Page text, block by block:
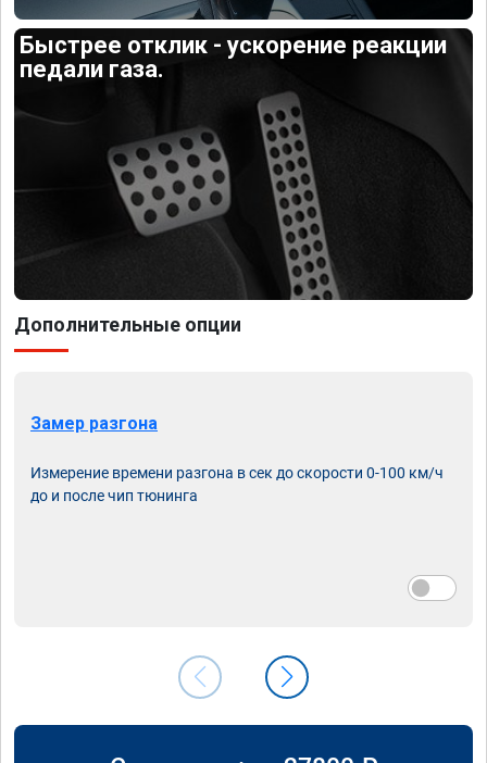
Быстрее отклик - ускорение реакции
педали газа.
Дополнительные опции
Замер разгона
Измерение времени разгона в сек до скорости 0-100 км/ч
до и после чип тюнинга